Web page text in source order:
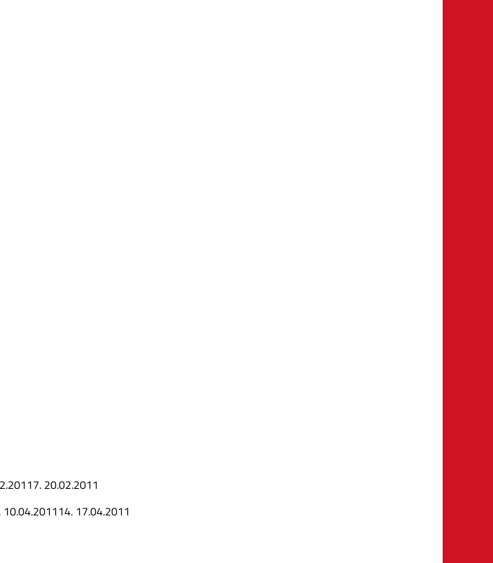
7. 20.02.2011
10.04.201114. 17.04.2011